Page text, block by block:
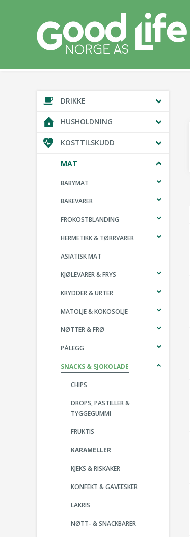
DRIKKE
HUSHOLDNING
KOSTTILSKUDD
MAT
BABYMAT
BAKEVARER
FROKOSTBLANDING
HERMETIKK & TØRRVARER
ASIATISK MAT
KJØLEVARER & FRYS
KRYDDER & URTER
MATOLJE & KOKOSOLJE
NØTTER & FRØ
PÅLEGG
SNACKS & SJOKOLADE
CHIPS
DROPS, PASTILLER &
TYGGEGUMMI
FRUKTIS
KARAMELLER
KJEKS & RISKAKER
KONFEKT & GAVEESKER
LAKRIS
NØTT- & SNACKBARER